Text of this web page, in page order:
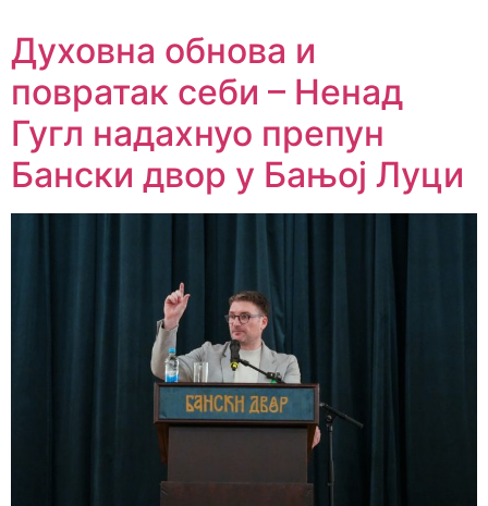
Духовна обнова и
повратак себи – Ненад
Гугл надахнуо препун
Бански двор у Бањој Луци